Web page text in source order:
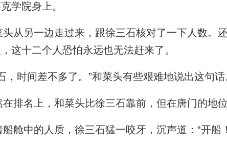
学院身上。
从另一边走过来，跟徐三石核对了一下人数。
这十二个人恐怕永远也无法赶来了。
时间差不多了。”和菜头有些艰难地说出这句话
排名上，和菜头比徐三石靠前，但在唐门的地位
舱中的人质，徐三石猛一咬牙，沉声道：“开船